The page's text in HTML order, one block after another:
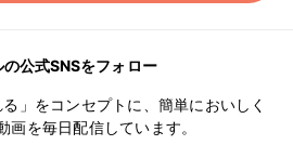
の公式SNSをフォロー
る」をコンセプトに、簡単においしく
画を毎日配信しています。